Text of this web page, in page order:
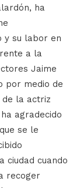
ha
y su labor en
a la
Jaime
por medio de
la actriz
agradecido
se le
ciudad cuando
recoger